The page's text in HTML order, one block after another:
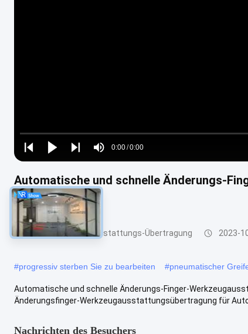
Play
Play
Play
Mute
Time
0:00/0:00
Loaded:
0%
Automatische und schnelle Änderungs-
Autoteile
Finger-Werkzeugausstattungs-Übertragung 2023-
#progressiv sterben Sie zu bearbeiten #pneumatischer
Automatische und schnelle Änderungs-Finger-
Änderungsfinger-Werkzeugausstattungsübertragung für
Nachrichten des Besuchers